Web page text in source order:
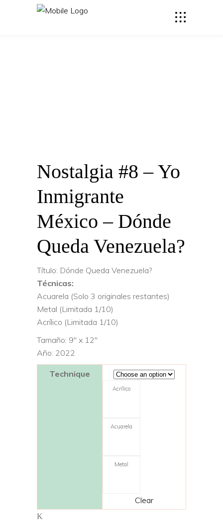
Nostalgia #8 – Yo
Inmigrante
México – Dónde
Queda Venezuela?
Título: Dónde Queda Venezuela?
Técnicas:
Acuarela (Solo 3 originales restantes)
Metal (Limitada 1/10)
Acrílico (Limitada 1/10)
Tamaño: 9″ x 12″
Año: 2022
Technique
Acrílico
Acuarela
Metal
Clear
Nostalgia